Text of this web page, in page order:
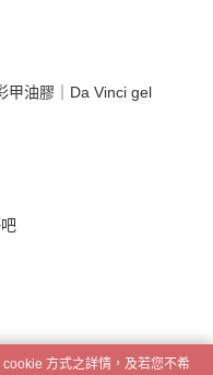
甲油膠｜Da Vinci gel
方式之詳情，及若您不希